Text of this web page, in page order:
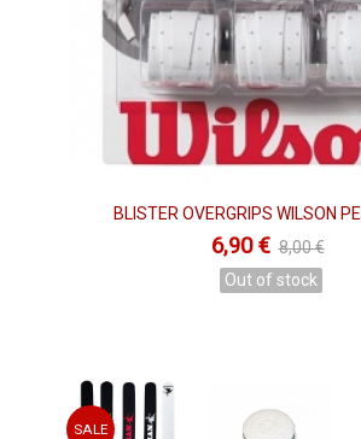
BLISTER OVERGRIPS WILSON
6,90 € 8,00 €
Out of stock
SALE